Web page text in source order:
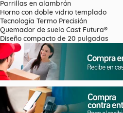
Parrillas en alambrón
Horno con doble vidrio templado
Tecnología Termo Precisión
Quemador de suelo Cast Futura®
Diseño compacto de 20 pulgadas